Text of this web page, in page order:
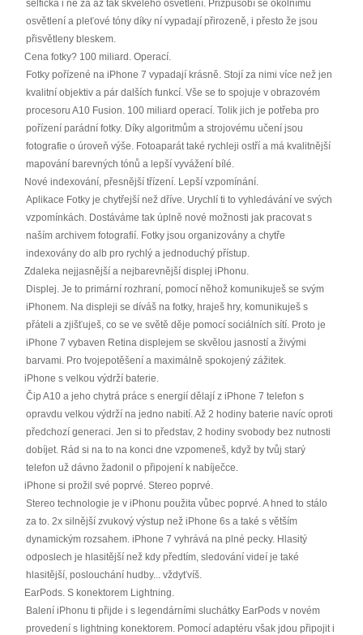
selfička i ne za až tak skvělého osvětlení. Přizpůsobí se okolnímu
osvětlení a pleťové tóny díky ní vypadají přirozeně, i přesto že jsou
přisvětleny bleskem.
Cena fotky? 100 miliard. Operací.
Fotky pořízené na iPhone 7 vypadají krásně. Stojí za nimi více než jen
kvalitní objektiv a pár dalších funkcí. Vše se to spojuje v obrazovém
procesoru A10 Fusion. 100 miliard operací. Tolik jich je potřeba pro
pořízení parádní fotky. Díky algoritmům a strojovému učení jsou
fotografie o úroveň výše. Fotoaparát také rychleji ostří a má kvalitnější
mapování barevných tónů a lepší vyvážení bílé.
Nové indexování, přesnější třízení. Lepší vzpomínání.
Aplikace Fotky je chytřejší než dříve. Urychlí ti to vyhledávání ve svých
vzpomínkách. Dostáváme tak úplně nové možnosti jak pracovat s
naším archivem fotografií. Fotky jsou organizovány a chytře
indexovány do alb pro rychlý a jednoduchý přístup.
Zdaleka nejjasnější a nejbarevnější displej iPhonu.
Displej. Je to primární rozhraní, pomocí něhož komunikuješ se svým
iPhonem. Na displeji se díváš na fotky, hraješ hry, komunikuješ s
přáteli a zjišťuješ, co se ve světě děje pomocí sociálních sítí. Proto je
iPhone 7 vybaven Retina displejem se skvělou jasností a živými
barvami. Pro tvojepotěšení a maximálně spokojený zážitek.
iPhone s velkou výdrží baterie.
Čip A10 a jeho chytrá práce s energií dělají z iPhone 7 telefon s
opravdu velkou výdrží na jedno nabití. Až 2 hodiny baterie navíc oproti
předchozí generaci. Jen si to představ, 2 hodiny svobody bez nutnosti
dobíjet. Rád si na to na konci dne vzpomeneš, když by tvůj starý
telefon už dávno žadonil o připojení k nabíječce.
iPhone si prožil své poprvé. Stereo poprvé.
Stereo technologie je v iPhonu použita vůbec poprvé. A hned to stálo
za to. 2x silnější zvukový výstup než iPhone 6s a také s větším
dynamickým rozsahem. iPhone 7 vyhrává na plné pecky. Hlasitý
odposlech je hlasitější než kdy předtím, sledování videí je také
hlasitější, poslouchání hudby... vždyťvíš.
EarPods. S konektorem Lightning.
Balení iPhonu ti přijde i s legendárními sluchátky EarPods v novém
provedení s lightning konektorem. Pomocí adaptéru však jdou připojit i